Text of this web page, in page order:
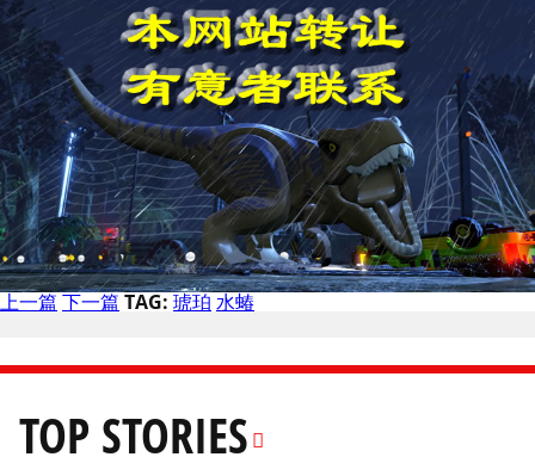
上一篇 下一篇 TAG: 琥珀 水蝽
TOP STORIES